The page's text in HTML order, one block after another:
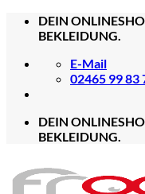
Zum
DEIN
BEKLEIDUNG.
E-Mail
02465 99 83
DEIN
BEKLEIDUNG.